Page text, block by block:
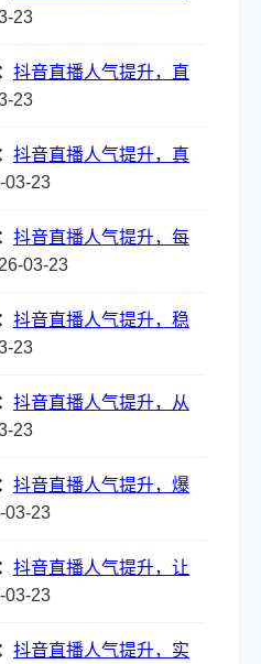
23
： 抖音直播人气提升，直
23
： 抖音直播人气提升，真
03-23
： 抖音直播人气提升，每
03-23
： 抖音直播人气提升，稳
23
： 抖音直播人气提升，从
23
： 抖音直播人气提升，爆
03-23
： 抖音直播人气提升，让
03-23
： 抖音直播人气提升，实